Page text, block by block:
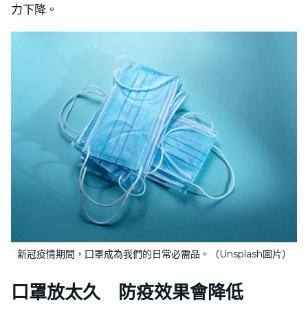
力下降。
新冠疫情期間，囗罩成為我們的日常必需品。（Unsplash圖片）
口罩放太久 防疫效果會降低